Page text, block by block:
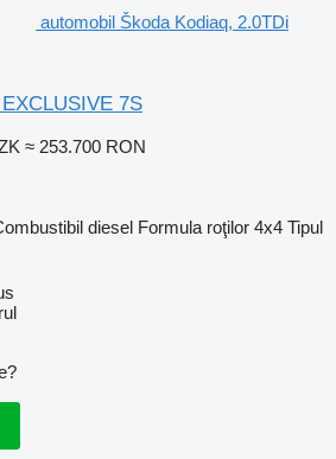
automobil Škoda Kodiaq, 2.0TDi
7S
≈ 253.700 RON
diesel Formula roţilor 4x4 Tipul